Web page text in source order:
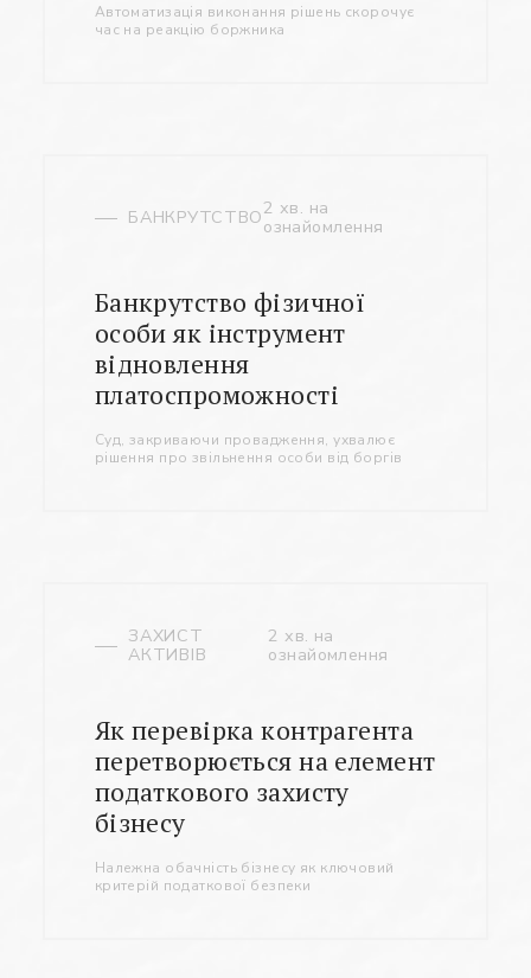
Автоматизація виконання рішень скорочує
час на реакцію боржника
БАНКРУТСТВО2 хв. на
ознайомлення
Банкрутство фізичної
особи як інструмент
відновлення
платоспроможності
Суд, закриваючи провадження, ухвалює
рішення про звільнення особи від боргів
ЗАХИСТ
АКТИВІВ
2 хв. на
ознайомлення
Як перевірка контрагента
перетворюється на елемент
податкового захисту
бізнесу
Належна обачність бізнесу як ключовий
критерій податкової безпеки